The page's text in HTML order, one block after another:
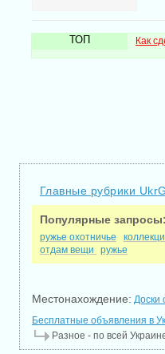
ТОП Как
Главные рубрики
Популярные запросы:
ружье охотничье
отдам вещи
ружье
Местонахождение: Доски
Бесплатные объявления в
Разное - по всей